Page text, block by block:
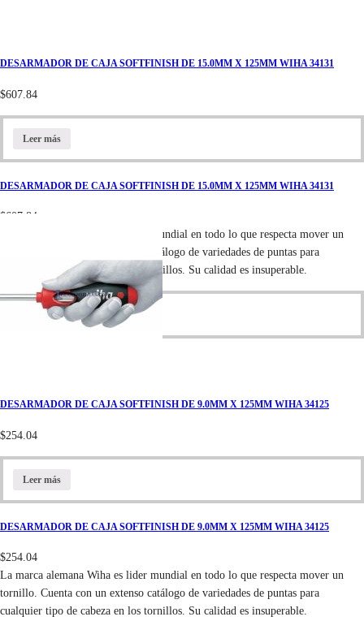
DESARMADOR DE CAJA SOFTFINISH DE 15.0MM X 125MM WIHA 34131
$607.84
Leer más
DESARMADOR DE CAJA SOFTFINISH DE 15.0MM X 125MM WIHA 34131
$607.84
La marca alemana Wiha es lider mundial en todo lo que respecta mover un
tornillo. Cuenta con un extenso catálogo de variedades de puntas para
cualquier tipo de cabeza en los tornillos. Su calidad es insuperable.
Leer más
DESARMADOR DE CAJA SOFTFINISH DE 9.0MM X 125MM WIHA 34125
$254.04
Leer más
DESARMADOR DE CAJA SOFTFINISH DE 9.0MM X 125MM WIHA 34125
$254.04
La marca alemana Wiha es lider mundial en todo lo que respecta mover un
tornillo. Cuenta con un extenso catálogo de variedades de puntas para
cualquier tipo de cabeza en los tornillos. Su calidad es insuperable.